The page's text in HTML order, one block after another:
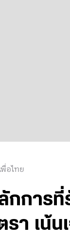
อไทย
กการ
รา เน้